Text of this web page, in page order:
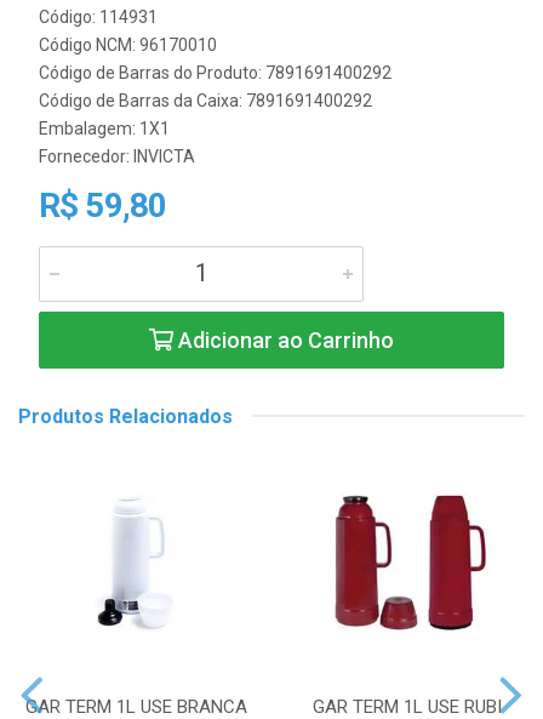
Código: 114931
Código NCM: 96170010
Código de Barras do Produto: 7891691400292
Código de Barras da Caixa: 7891691400292
Embalagem: 1X1
Fornecedor: INVICTA
R$ 59,80
Adicionar ao Carrinho
Produtos Relacionados
GAR TERM 1L USE BRANCA GAR TERM 1L USE RUBI